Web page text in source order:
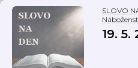
SLOVO
19. 5.